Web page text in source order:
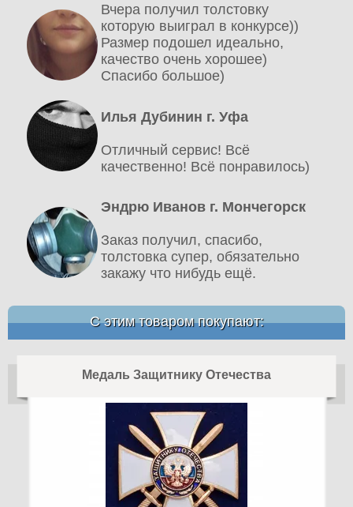
Вчера получил толстовку
которую выиграл в конкурсе))
Размер подошел идеально,
качество очень хорошее)
Спасибо большое)
Илья Дубинин г. Уфа
Отличный сервис! Всё
качественно! Всё понравилось)
Эндрю Иванов г. Мончегорск
Заказ получил, спасибо,
толстовка супер, обязательно
закажу что нибудь ещё.
С этим товаром покупают:
Медаль Защитнику Отечества